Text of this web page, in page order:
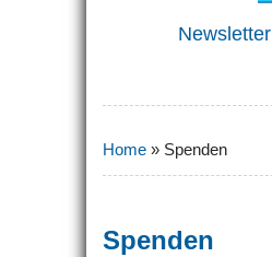
Newsletter
Home » Spenden
Spenden